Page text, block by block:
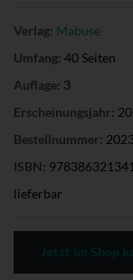
Verlag: Mabuse
Umfang: 40 Seiten
Auflage: 3
Erscheinungsjahr:
Bestellnummer:
ISBN:
lieferbar